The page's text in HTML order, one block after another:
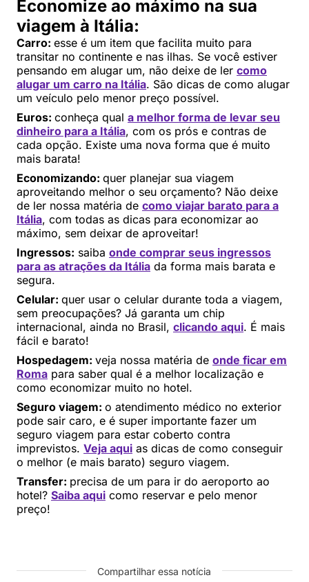
Economize ao máximo na sua
viagem à Itália:
Carro: esse é um item que facilita muito para
transitar no continente e nas ilhas. Se você estiver
pensando em alugar um, não deixe de ler como
alugar um carro na Itália. São dicas de como alugar
um veículo pelo menor preço possível.
Euros: conheça qual a melhor forma de levar seu
dinheiro para a Itália, com os prós e contras de
cada opção. Existe uma nova forma que é muito
mais barata!
Economizando: quer planejar sua viagem
aproveitando melhor o seu orçamento? Não deixe
de ler nossa matéria de como viajar barato para a
Itália, com todas as dicas para economizar ao
máximo, sem deixar de aproveitar!
Ingressos: saiba onde comprar seus ingressos
para as atrações da Itália da forma mais barata e
segura.
Celular: quer usar o celular durante toda a viagem,
sem preocupações? Já garanta um chip
internacional, ainda no Brasil, clicando aqui. É mais
fácil e barato!
Hospedagem: veja nossa matéria de onde ficar em
Roma para saber qual é a melhor localização e
como economizar muito no hotel.
Seguro viagem: o atendimento médico no exterior
pode sair caro, e é super importante fazer um
seguro viagem para estar coberto contra
imprevistos. Veja aqui as dicas de como conseguir
o melhor (e mais barato) seguro viagem.
Transfer: precisa de um para ir do aeroporto ao
hotel? Saiba aqui como reservar e pelo menor
preço!
Compartilhar essa notícia